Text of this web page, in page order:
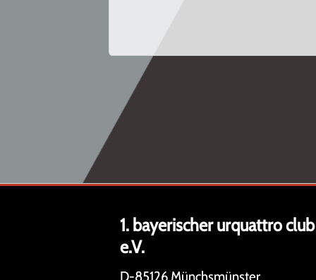
1. bayerischer urquattro club
e.V.
D-85126 Münchsmünster